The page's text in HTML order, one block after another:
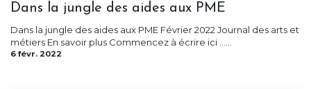
Dans la jungle des aides aux PME
Dans la jungle des aides aux PME Février 2022 Journal des arts et
métiers En savoir plus Commencez à écrire ici ......
6 févr. 2022